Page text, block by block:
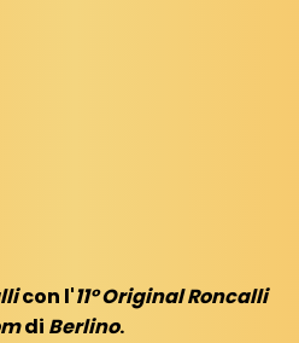
con l'11° Original Roncalli
di Berlino.